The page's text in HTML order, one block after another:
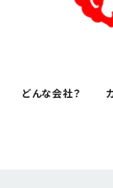
どんな会社？